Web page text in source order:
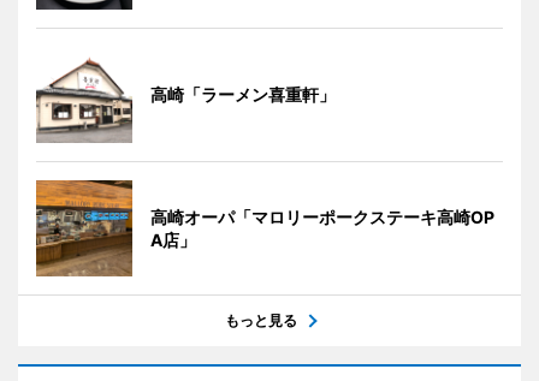
高崎「ラーメン喜重軒」
高崎オーパ「マロリーポークステーキ高崎OP
A店」
もっと見る